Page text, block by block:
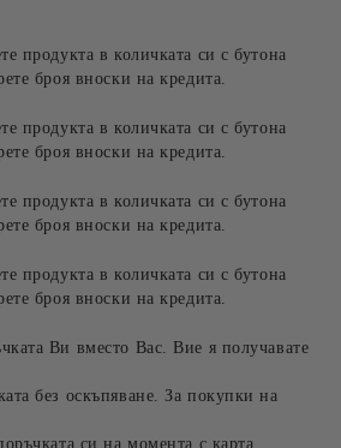
продукта в количката си с бутона
броя вноски на кредита.
продукта в количката си с бутона
броя вноски на кредита.
продукта в количката си с бутона
броя вноски на кредита.
продукта в количката си с бутона
броя вноски на кредита.
Ви вместо Вас. Вие я получавате
без оскъпяване. За покупки на
си на момента с карта.